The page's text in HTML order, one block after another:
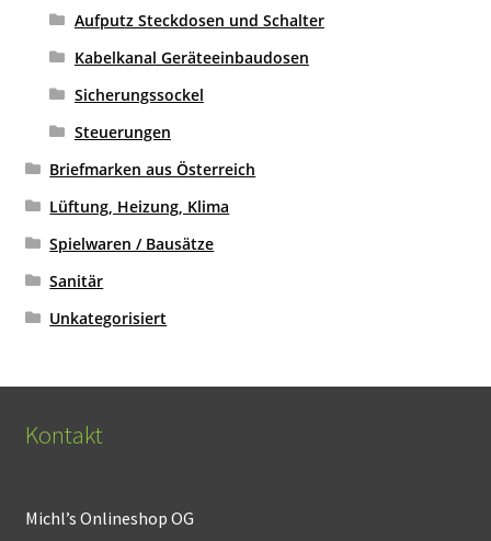
Aufputz Steckdosen und Schalter
Kabelkanal Geräteeinbaudosen
Sicherungssockel
Steuerungen
Briefmarken aus Österreich
Lüftung, Heizung, Klima
Spielwaren / Bausätze
Sanitär
Unkategorisiert
Kontakt
Michl’s Onlineshop OG